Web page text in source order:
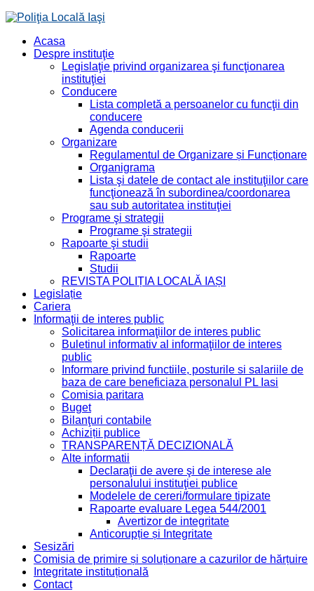
Acasa
Despre instituţie
Legislaţie privind organizarea şi funcţionarea
instituţiei
Conducere
Lista completă a persoanelor cu funcţii din
conducere
Agenda conducerii
Organizare
Regulamentul de Organizare și Funcționare
Organigrama
Lista şi datele de contact ale instituţiilor care
funcţionează în subordinea/coordonarea
sau sub autoritatea instituţiei
Programe şi strategii
Programe şi strategii
Rapoarte şi studii
Rapoarte
Studii
REVISTA POLIȚIA LOCALĂ IAȘI
Legislație
Cariera
Informaţii de interes public
Solicitarea informaţiilor de interes public
Buletinul informativ al informaţiilor de interes
public
Informare privind functiile, posturile si salariile de
baza de care beneficiaza personalul PL Iasi
Comisia paritara
Buget
Bilanţuri contabile
Achiziții publice
TRANSPARENȚĂ DECIZIONALĂ
Alte informatii
Declaraţii de avere şi de interese ale
personalului instituţiei publice
Modelele de cereri/formulare tipizate
Rapoarte evaluare Legea 544/2001
Avertizor de integritate
Anticorupție și Integritate
Sesizări
Comisia de primire și soluționare a cazurilor de hărțuire
Integritate instituțională
Contact